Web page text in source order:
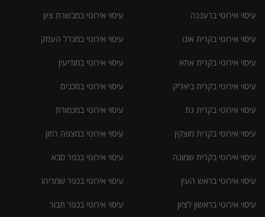
עיסוי אירוטי ברעננה
עיסוי אירוטי בקרית אונו
עיסוי אירוטי בקרית אתא
עיסוי אירוטי בקרית ביאליק
עיסוי אירוטי בקרית גת
עיסוי אירוטי בקרית מוצקין
עיסוי אירוטי בקרית שמונה
עיסוי אירוטי בראש העין
עיסוי אירוטי בראשון לציון
עיסוי אירוטי במבשרת ציון
עיסוי אירוטי במגדל העמק
עיסוי אירוטי במודיעין
עיסוי אירוטי במכבים
עיסוי אירוטי במכמורת
עיסוי אירוטי במצפה רמון
עיסוי אירוטי בכפר סבא
עיסוי אירוטי בכפר שמריהו
עיסוי אירוטי בכפר תבור